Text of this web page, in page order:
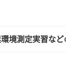
境測定実習などの